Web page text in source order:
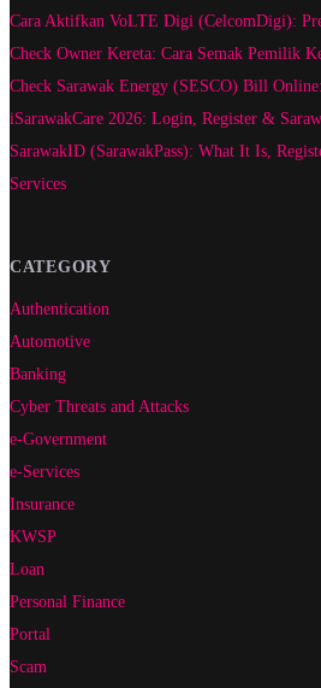
Cara Aktifkan VoLTE Digi (CelcomDigi):
Check Owner Kereta: Cara Semak Pemilik
Check Sarawak Energy (SESCO) Bill
iSarawakCare 2026: Login, Register &
SarawakID (SarawakPass): What It Is,
Services
CATEGORY
Authentication
Automotive
Banking
Cyber Threats and Attacks
e-Government
e-Services
Insurance
KWSP
Loan
Personal Finance
Portal
Scam